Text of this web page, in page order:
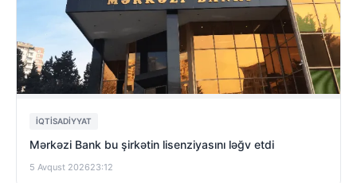
İQTISADIYYAT
Mərkəzi Bank bu şirkətin lisenziyasını ləğv etdi
5 Avqust 202623:12